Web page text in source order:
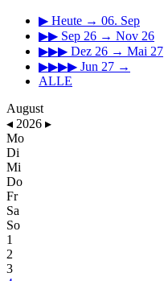
▶ Heute → 06. Sep
▶▶ Sep 26 → Nov 26
▶▶▶ Dez 26 → Mai 27
▶▶▶▶ Jun 27 →
ALLE
August
◂ 2026 ▸
Mo
Di
Mi
Do
Fr
Sa
So
1
2
3